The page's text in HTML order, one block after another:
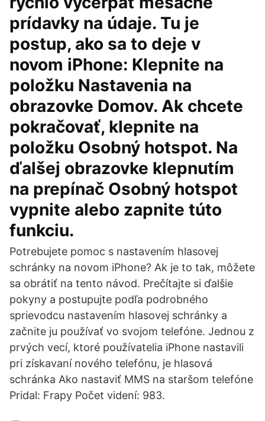
prídavky na údaje. Tu je
postup, ako sa to deje v
novom iPhone: Klepnite na
položku Nastavenia na
obrazovke Domov. Ak chcete
pokračovať, klepnite na
položku Osobný hotspot. Na
ďalšej obrazovke klepnutím
na prepínač Osobný hotspot
vypnite alebo zapnite túto
funkciu.
Potrebujete pomoc s nastavením hlasovej
schránky na novom iPhone? Ak je to tak, môžete
sa obrátiť na tento návod. Prečítajte si ďalšie
pokyny a postupujte podľa podrobného
sprievodcu nastavením hlasovej schránky a
začnite ju používať vo svojom telefóne. Jednou z
prvých vecí, ktoré používatelia iPhone nastavili
pri získavaní nového telefónu, je hlasová
schránka Ako nastaviť MMS na staršom telefóne
Pridal: Frapy Počet videní: 983.